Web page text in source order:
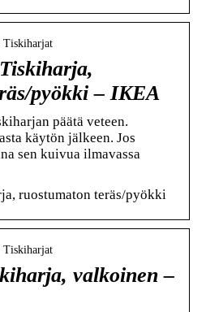
Tiskiharjat
pyökki – IKEA
päätä veteen.
käytön jälkeen. Jos
sen kuivua ilmavassa
ruostumaton teräs/pyökki
Tiskiharjat
valkoinen –